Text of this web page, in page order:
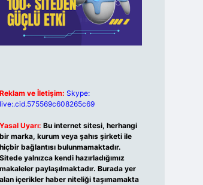
Reklam ve İletişim: Skype:
live:.cid.575569c608265c69
Yasal Uyarı: Bu internet sitesi, herhangi
bir marka, kurum veya şahıs şirketi ile
hiçbir bağlantısı bulunmamaktadır.
Sitede yalnızca kendi hazırladığımız
makaleler paylaşılmaktadır. Burada yer
alan içerikler haber niteliği taşımamakta